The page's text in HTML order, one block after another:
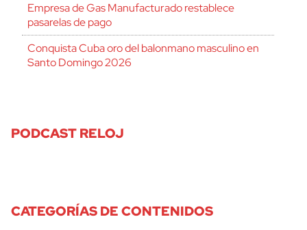
Empresa de Gas Manufacturado restablece
pasarelas de pago
Conquista Cuba oro del balonmano masculino en
Santo Domingo 2026
PODCAST RELOJ
CATEGORÍAS DE CONTENIDOS